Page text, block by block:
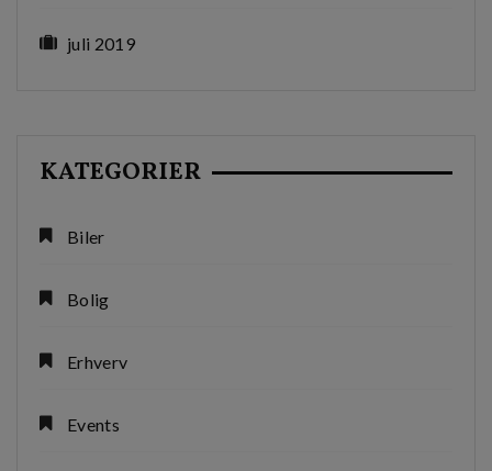
juli 2019
KATEGORIER
Biler
Bolig
Erhverv
Events